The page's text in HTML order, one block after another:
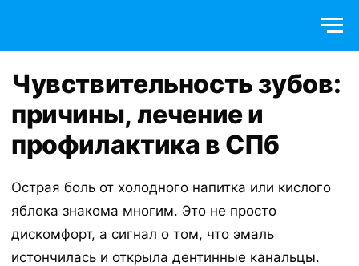
Чувствительность зубов:
причины, лечение и
профилактика в СПб
Острая боль от холодного напитка или кислого
яблока знакома многим. Это не просто
дискомфорт, а сигнал о том, что эмаль
истончилась и открыла дентинные канальцы.